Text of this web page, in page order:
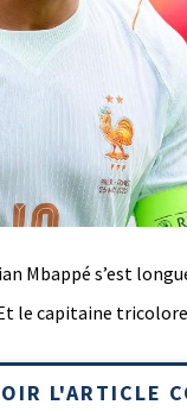
Mbappé s’est
le capitaine
L'ARTICLE